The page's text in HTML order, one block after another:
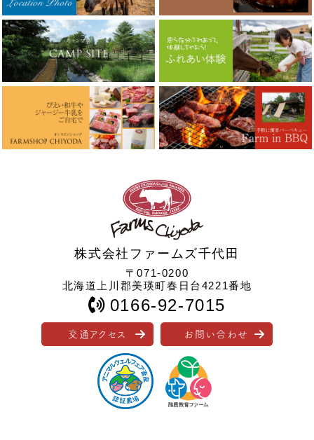
株式会社ファームズ千代田
〒071-0200
北海道上川郡美瑛町春日台4221番地
0166-92-7015
交通アクセス お問い合わせ